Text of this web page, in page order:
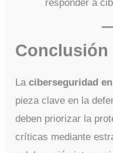
responder a
Conclusión
Laciberseguridad
pieza clave en la
deben priorizar la
críticas mediante